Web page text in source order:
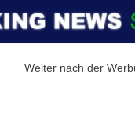
Weiter nach der